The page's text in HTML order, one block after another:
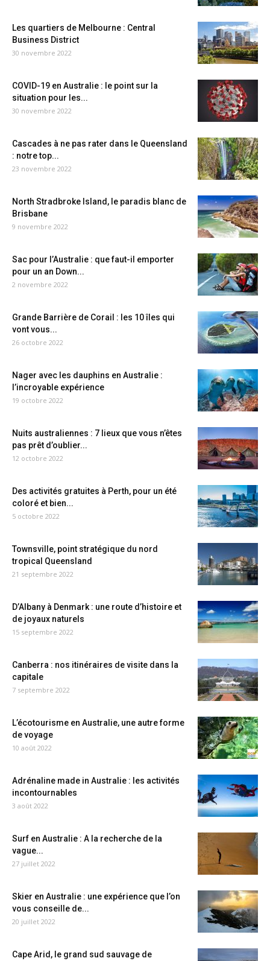
Les quartiers de Melbourne : Central
Business District
30 novembre 2022
COVID-19 en Australie : le point sur la
situation pour les...
30 novembre 2022
Cascades à ne pas rater dans le Queensland
: notre top...
23 novembre 2022
North Stradbroke Island, le paradis blanc de
Brisbane
9 novembre 2022
Sac pour l’Australie : que faut-il emporter
pour un an Down...
2 novembre 2022
Grande Barrière de Corail : les 10 îles qui
vont vous...
26 octobre 2022
Nager avec les dauphins en Australie :
l’incroyable expérience
19 octobre 2022
Nuits australiennes : 7 lieux que vous n’êtes
pas prêt d’oublier...
12 octobre 2022
Des activités gratuites à Perth, pour un été
coloré et bien...
5 octobre 2022
Townsville, point stratégique du nord
tropical Queensland
21 septembre 2022
D’Albany à Denmark : une route d’histoire et
de joyaux naturels
15 septembre 2022
Canberra : nos itinéraires de visite dans la
capitale
7 septembre 2022
L’écotourisme en Australie, une autre forme
de voyage
10 août 2022
Adrénaline made in Australie : les activités
incontournables
3 août 2022
Surf en Australie : A la recherche de la
vague...
27 juillet 2022
Skier en Australie : une expérience que l’on
vous conseille de...
20 juillet 2022
Cape Arid, le grand sud sauvage de